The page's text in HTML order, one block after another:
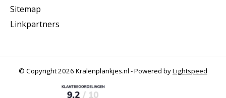
Sitemap
Linkpartners
© Copyright 2026 Kralenplankjes.nl - Powered byLightspeed